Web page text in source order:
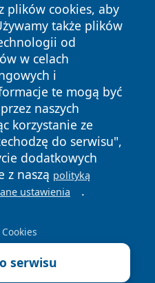
plików cookies, aby
także plików
od
w celach
i
te mogą być
naszych
korzystanie ze
do serwisu",
dodatkowych
z naszą polityką
ustawienia .
serwisu
Wszystkie prawa
Polityka
Cookies